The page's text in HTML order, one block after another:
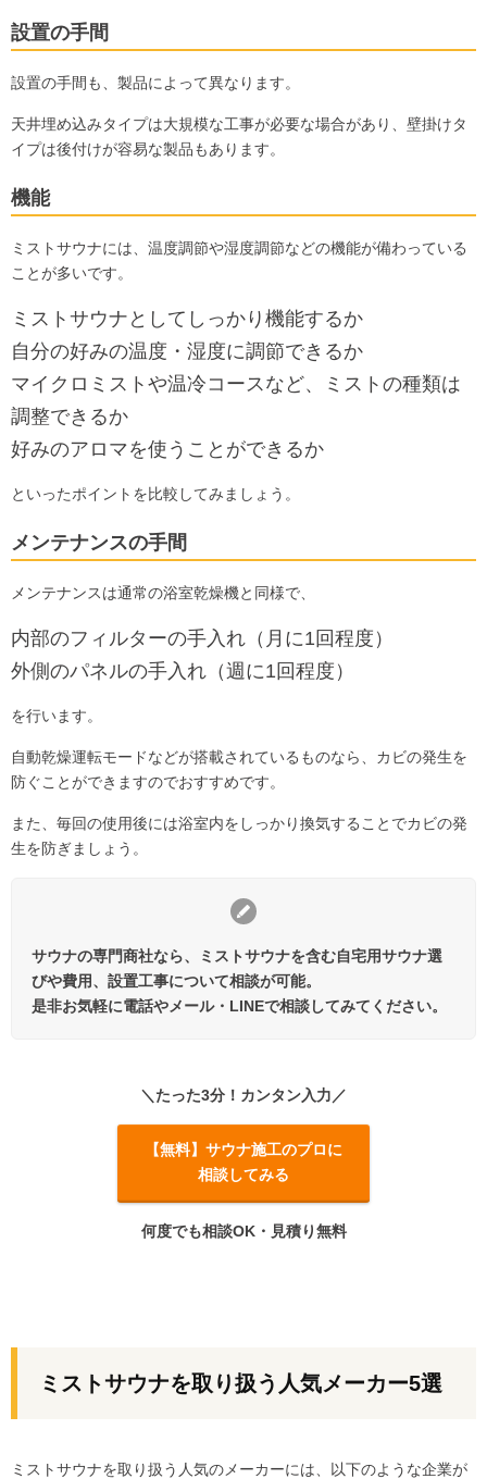
設置の手間
設置の手間も、製品によって異なります。
天井埋め込みタイプは大規模な工事が必要な場合があり、壁掛けタ
イプは後付けが容易な製品もあります。
機能
ミストサウナには、温度調節や湿度調節などの機能が備わっている
ことが多いです。
ミストサウナとしてしっかり機能するか
自分の好みの温度・湿度に調節できるか
マイクロミストや温冷コースなど、ミストの種類は
調整できるか
好みのアロマを使うことができるか
といったポイントを比較してみましょう。
メンテナンスの手間
メンテナンスは通常の浴室乾燥機と同様で、
内部のフィルターの手入れ（月に1回程度）
外側のパネルの手入れ（週に1回程度）
を行います。
自動乾燥運転モードなどが搭載されているものなら、カビの発生を
防ぐことができますのでおすすめです。
また、毎回の使用後には浴室内をしっかり換気することでカビの発
生を防ぎましょう。
サウナの専門商社なら、ミストサウナを含む自宅用サウナ選
びや費用、設置工事について相談が可能。
是非お気軽に電話やメール・LINEで相談してみてください。
＼たった3分！カンタン入力／
【無料】サウナ施工のプロに
相談してみる
何度でも相談OK・見積り無料
ミストサウナを取り扱う人気メーカー5選
ミストサウナを取り扱う人気のメーカーには、以下のような企業が